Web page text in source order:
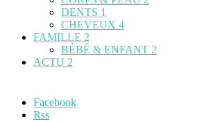
DENTS 1
CHEVEUX 4
FAMILLE 2
BÉBÉ & ENFANT 2
ACTU 2
Facebook
Rss